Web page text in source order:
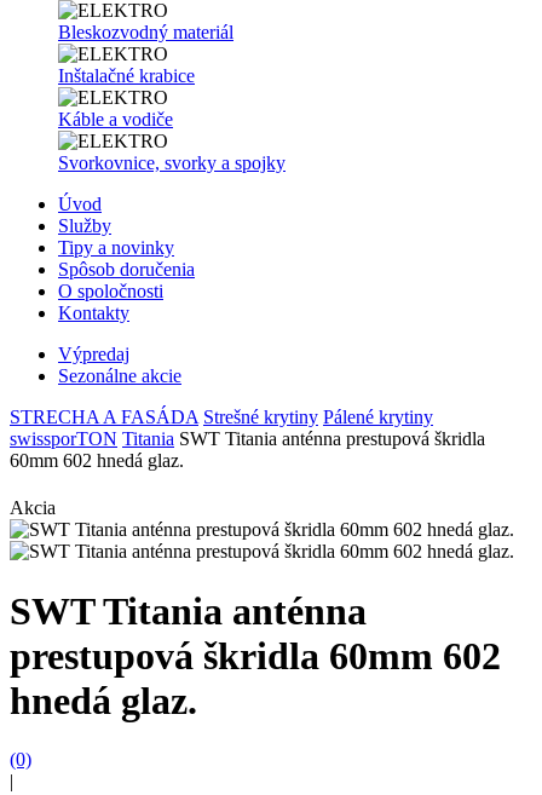
Bleskozvodný materiál
Inštalačné krabice
Káble a vodiče
Svorkovnice, svorky a spojky
Úvod
Služby
Tipy a novinky
Spôsob doručenia
O spoločnosti
Kontakty
Výpredaj
Sezonálne akcie
STRECHA A FASÁDA Strešné krytiny Pálené krytiny
swissporTON Titania SWT Titania anténna prestupová škridla
60mm 602 hnedá glaz.
Akcia
SWT Titania anténna
prestupová škridla 60mm 602
hnedá glaz.
(0)
|